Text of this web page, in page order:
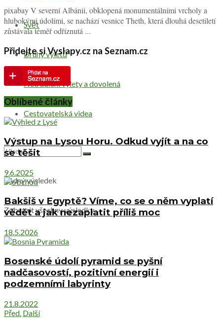
Svět
Druhy výletů
Netradiční výlety a dovolená
Cestovatelská videa
Žádný výsledek
Zobrazit všechny výsledky
pixabay V severní Albánii, obklopená monumentálními vrcholy a
hlubokými údolími, se nachází vesnice Theth, která dlouhá desetiletí
zůstávala téměř odříznutá ...
Přidejte si Vyslapy.cz na Seznam.cz
Oblíbené články
Výstup na Lysou Horu. Odkud vyjít a na co
se těšit
9.6.2025
Bakšiš v Egyptě? Víme, co se o něm vyplatí
vědět a jak nezaplatit příliš moc
18.5.2026
Bosenské údolí pyramid se pyšní
nadčasovostí, pozitivní energií i
podzemními labyrinty
21.8.2022
Před. Další